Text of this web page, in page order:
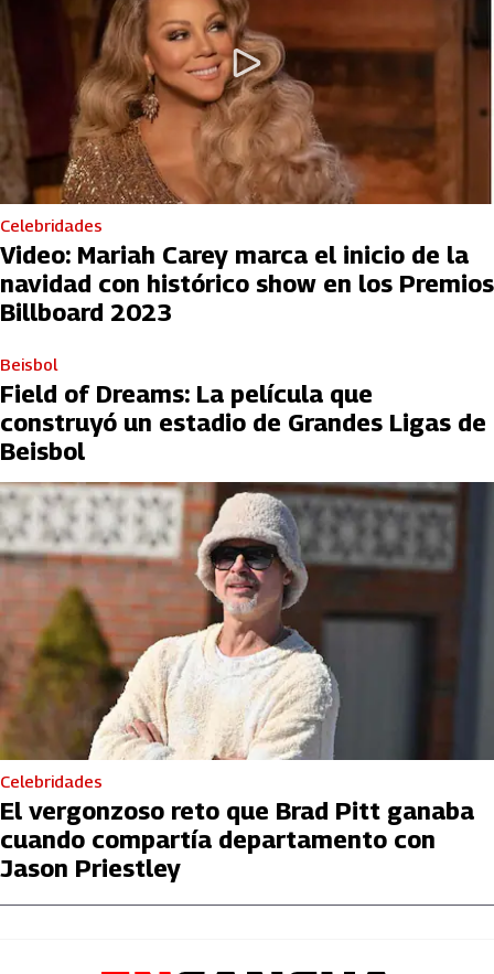
Celebridades
Video: Mariah Carey marca el inicio de la
navidad con histórico show en los Premios
Billboard 2023
Beisbol
Field of Dreams: La película que
construyó un estadio de Grandes Ligas de
Beisbol
Celebridades
El vergonzoso reto que Brad Pitt ganaba
cuando compartía departamento con
Jason Priestley